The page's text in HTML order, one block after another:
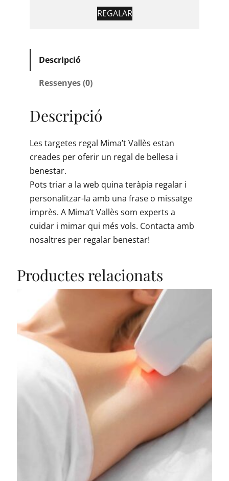
REGALAR
Descripció
Ressenyes (0)
Descripció
Les targetes regal Mima’t Vallès estan
creades per oferir un regal de bellesa i
benestar.
Pots triar a la web quina teràpia regalar i
personalitzar-la amb una frase o missatge
imprès. A Mima’t Vallès som experts a
cuidar i mimar qui més vols. Contacta amb
nosaltres per regalar benestar!
Productes relacionats